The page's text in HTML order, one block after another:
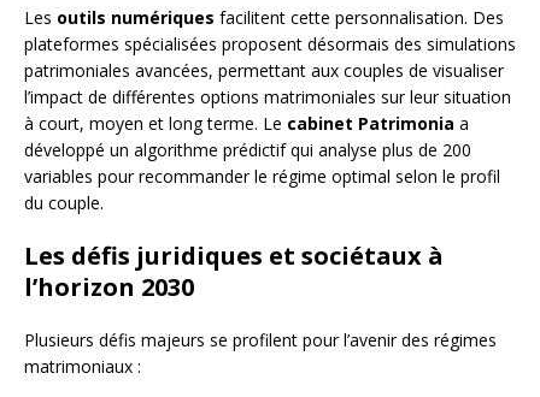
Les outils numériques facilitent cette personnalisation. Des
plateformes spécialisées proposent désormais des simulations
patrimoniales avancées, permettant aux couples de visualiser
l’impact de différentes options matrimoniales sur leur situation
à court, moyen et long terme. Le cabinet Patrimonia a
développé un algorithme prédictif qui analyse plus de 200
variables pour recommander le régime optimal selon le profil
du couple.
Les défis juridiques et sociétaux à
l’horizon 2030
Plusieurs défis majeurs se profilent pour l’avenir des régimes
matrimoniaux :